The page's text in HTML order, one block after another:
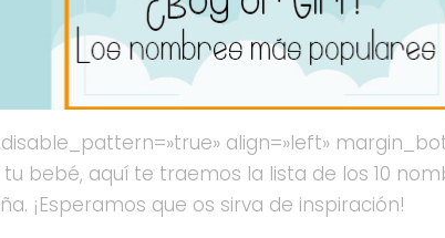
align=»left»
bebé, aquí te traemos la lista de los 10
¡Esperamos que os sirva de inspiración!